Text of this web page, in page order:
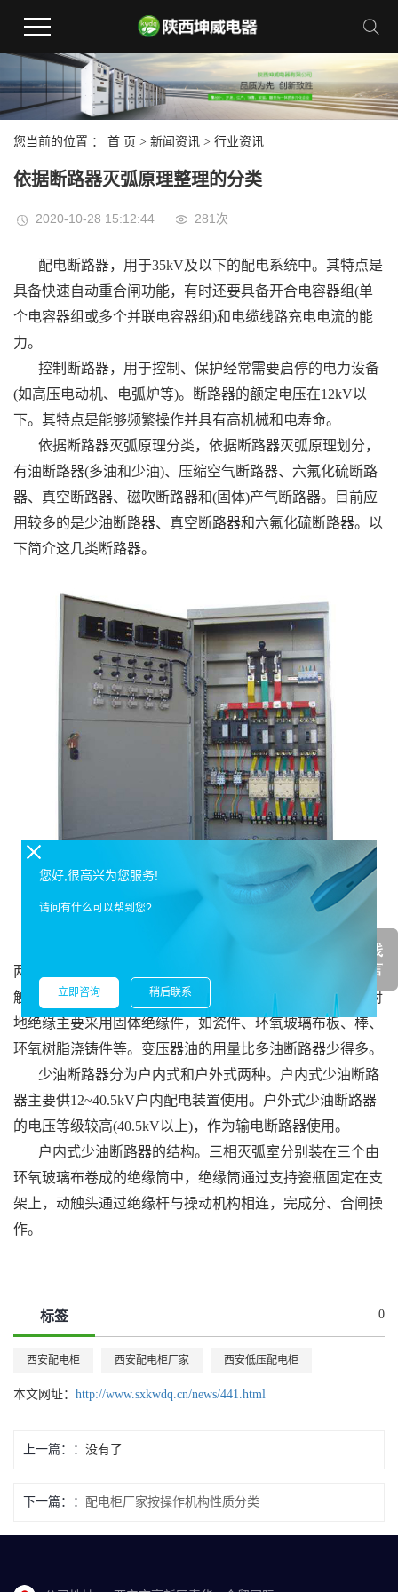
您当前的位置 ： 首 页 > 新闻资讯 > 行业资讯
依据断路器灭弧原理整理的分类
2020-10-28 15:12:44 281次
配电断路器，用于35kV及以下的配电系统中。其特点是
具备快速自动重合闸功能，有时还要具备开合电容器组(单
个电容器组或多个并联电容器组)和电缆线路充电电流的能
力。
控制断路器，用于控制、保护经常需要启停的电力设备
(如高压电动机、电弧炉等)。断路器的额定电压在12kV以
下。其特点是能够频繁操作并具有高机械和电寿命。
依据断路器灭弧原理分类，依据断路器灭弧原理划分，
有油断路器(多油和少油)、压缩空气断路器、六氟化硫断路
器、真空断路器、磁吹断路器和(固体)产气断路器。目前应
用较多的是少油断路器、真空断路器和六氟化硫断路器。以
下简介这几类断路器。
油断路器。利用变压器油作为灭弧介质，分多油和少油
两种类型。少油断路器中，变压器油用来熄灭电1弧和作为
触头间的绝缘介质，但不作为对地绝缘。
西安配电柜厂家
对
地绝缘主要采用固体绝缘件，如瓷件、环氧玻璃布板、棒、
环氧树脂浇铸件等。变压器油的用量比多油断路器少得多。
少油断路器分为户内式和户外式两种。户内式少油断路
器主要供12~40.5kV户内配电装置使用。户外式少油断路器
的电压等级较高(40.5kV以上)，作为输电断路器使用。
户内式少油断路器的结构。三相灭弧室分别装在三个由
环氧玻璃布卷成的绝缘筒中，绝缘筒通过支持瓷瓶固定在支
架上，动触头通过绝缘杆与操动机构相连，完成分、合闸操
作。
标签 0
西安配电柜 西安配电柜厂家 西安低压配电柜
本文网址： http://www.sxkwdq.cn/news/441.html
上一篇： 没有了
下一篇： 配电柜厂家按操作机构性质分类
您好,很高兴为您服务!
请问有什么可以帮到您?
立即咨询 稍后联系